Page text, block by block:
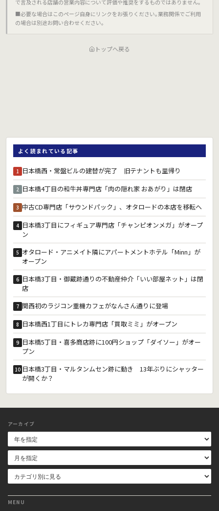
で言及される店舗の営業内容について評価や推奨をするものではありません｡
■必要な場合はこのページ自身にリンクをお張りください｡業務関係でご利用
の場合は別途お問い合わせください｡
トップへ戻る
よく読まれている記事
1 日本橋西・常盤ビルの建替が完了 旧テナントも里帰り
2 日本橋4丁目の和牛丼専門店「肉の隠れ家 おあがり」は閉店
3 中古CD専門店「サウンドパック」、オタロードの本店を移転へ
4 日本橋3丁目にフィギュア専門店「チャンピオンメガ」がオープ
ン
5 オタロード・アニメイト隣にアパートメントホテル「Minn」が
オープン
6 日本橋3丁目・御蔵跡通りの不動産仲介「いい部屋ネット」は閉
店
7 関西初のラジコン重機カフェがなんさん通りに登場
8 日本橋西1丁目にトレカ専門店「買取ミミ」がオープン
9 日本橋5丁目・喜多商店跡に100円ショップ「ダイソー」がオー
プン
10 日本橋3丁目・マルタンムセン跡に動き 13年ぶりにシャッター
が開くか？
アーカイブ
MENU